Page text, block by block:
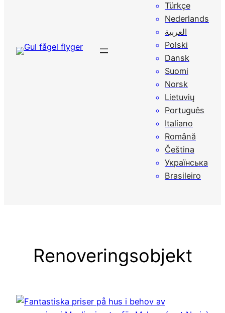
Türkçe
Nederlands
العربية
Polski
Dansk
Suomi
Norsk
Lietuvių
Português
Italiano
Română
Čeština
Українська
Brasileiro
Renoveringsobjekt